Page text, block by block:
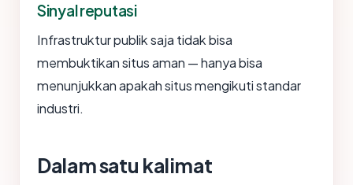
Sinyal reputasi
Infrastruktur publik saja tidak bisa
membuktikan situs aman — hanya bisa
menunjukkan apakah situs mengikuti standar
industri.
Dalam satu kalimat